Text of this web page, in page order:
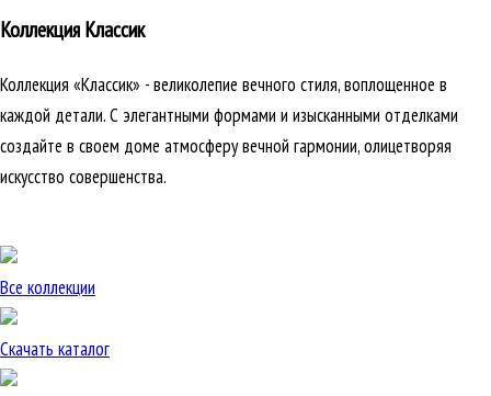
Коллекция Классик
Коллекция «Классик» - великолепие вечного стиля, воплощенное в
каждой детали. С элегантными формами и изысканными отделками
создайте в своем доме атмосферу вечной гармонии, олицетворяя
искусство совершенства.
Все коллекции
Скачать каталог